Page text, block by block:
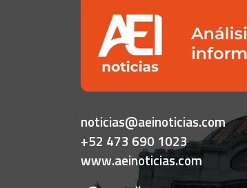
noticias@aeinoticias.com
+52 473 690 1023
www.aeinoticias.com